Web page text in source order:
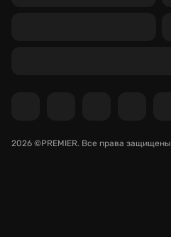
2026 ©PREMIER. Все права защищены